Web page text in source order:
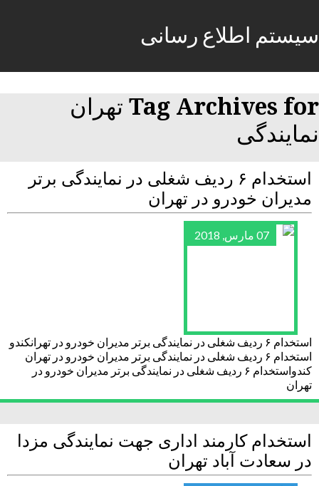
سیستم اطلاع رسانی
Tag Archives for تهران
نمایندگی
استخدام ۶ ردیف شغلی در نمایندگی برتر
مدیران خودرو در تهران
07 مارس, 2018
استخدام ۶ ردیف شغلی در نمایندگی برتر مدیران خودرو در تهرانکندو
استخدام ۶ ردیف شغلی در نمایندگی برتر مدیران خودرو در تهران
کندواستخدام ۶ ردیف شغلی در نمایندگی برتر مدیران خودرو در
تهران
استخدام کارمند اداری جهت نمایندگی مزدا
در سعادت آباد تهران